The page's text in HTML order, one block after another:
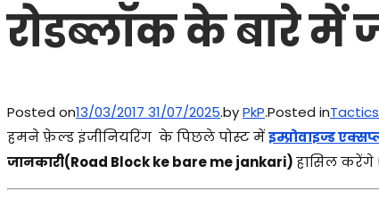
रोडब्लॉक के बारे में
Posted on13/03/2017 31/07/2025.byPkP.Posted inTactics
हमने फ़ेल्ड इंजीनियरिंग के पिछले पोस्ट मेंइम्प्रोवाइज्ड
जानकारी(Road Block ke bare me jankari)हासिल करेंगे